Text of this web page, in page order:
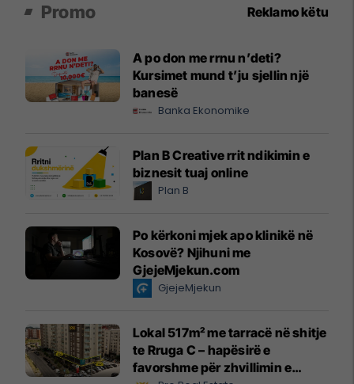
Promo Reklamo këtu
A po don me rrnu n’deti?
Kursimet mund t’ju sjellin një
banesë
Banka Ekonomike
Plan B Creative rrit ndikimin e
biznesit tuaj online
Plan B
Po kërkoni mjek apo klinikë në
Kosovë? Njihuni me
GjejeMjekun.com
GjejeMjekun
Lokal 517m² me tarracë në shitje
te Rruga C – hapësirë e
favorshme për zhvillimin e